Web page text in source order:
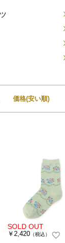
価格(安い順)
￥2,420 （税込）